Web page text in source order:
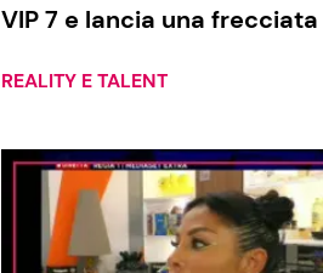
VIP 7 e lancia una
REALITY E TALENT